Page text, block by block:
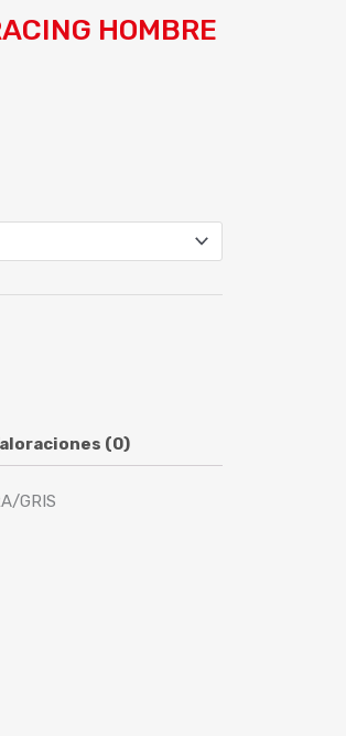
HOMBRE
(0)
GRIS